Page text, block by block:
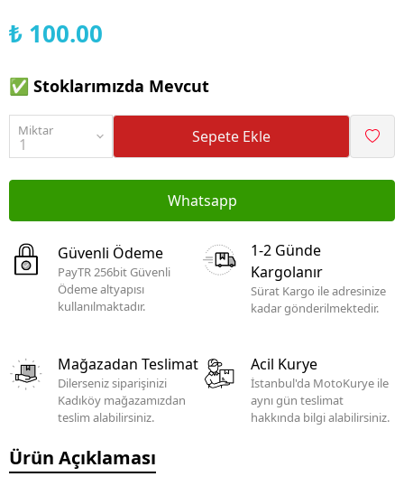
₺ 100.00
✅ Stoklarımızda Mevcut
Miktar Sepete Ekle
Whatsapp
Güvenli Ödeme
PayTR 256bit Güvenli
Ödeme altyapısı
kullanılmaktadır.
1-2 Günde
Kargolanır
Sürat Kargo ile adresinize
kadar gönderilmektedir.
Mağazadan Teslimat
Dilerseniz siparişinizi
Kadıköy mağazamızdan
teslim alabilirsiniz.
Acil Kurye
İstanbul'da MotoKurye ile
aynı gün teslimat
hakkında bilgi alabilirsiniz.
Ürün Açıklaması